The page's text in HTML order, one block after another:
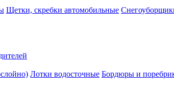
Щетки, скребки автомобильные
Лотки водосточные Бордюры и